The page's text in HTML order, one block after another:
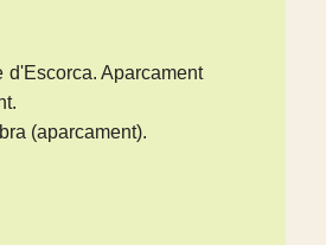
d'Escorca. Aparcament
(aparcament).